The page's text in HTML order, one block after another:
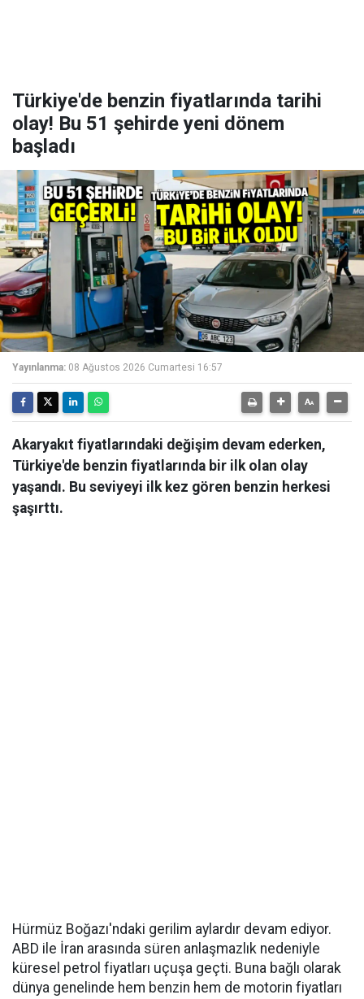
Türkiye'de benzin fiyatlarında tarihi
olay! Bu 51 şehirde yeni dönem
başladı
Yayınlanma: 08 Ağustos 2026 Cumartesi 16:57
Akaryakıt fiyatlarındaki değişim devam ederken,
Türkiye'de benzin fiyatlarında bir ilk olan olay
yaşandı. Bu seviyeyi ilk kez gören benzin herkesi
şaşırttı.
Hürmüz Boğazı'ndaki gerilim aylardır devam ediyor.
ABD ile İran arasında süren anlaşmazlık nedeniyle
küresel petrol fiyatları uçuşa geçti. Buna bağlı olarak
dünya genelinde hem benzin hem de motorin fiyatları